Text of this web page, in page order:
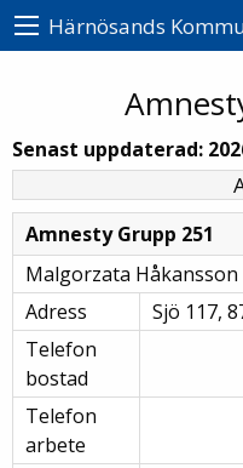
Härnösands
Senast uppdaterad:
Amnesty Grupp 251
Malgorzata Håkansson
Adress
Sjö 117,
Telefon
bostad
Telefon
arbete